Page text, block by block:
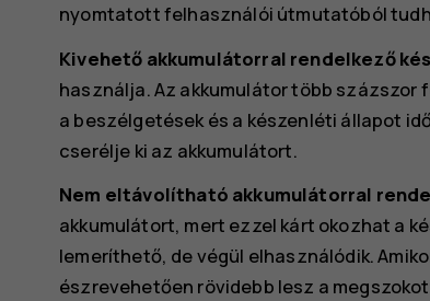
nyomtatott felhasználói útmutatóból
Kivehető akkumulátorral rendelkező
használja. Az akkumulátor több
a beszélgetések és a készenléti állapot
cserélje ki az akkumulátort.
Nem eltávolítható akkumulátorral
akkumulátort, mert ezzel kárt okozhat a
lemeríthető, de végül elhasználódik.
észrevehetően rövidebb lesz a